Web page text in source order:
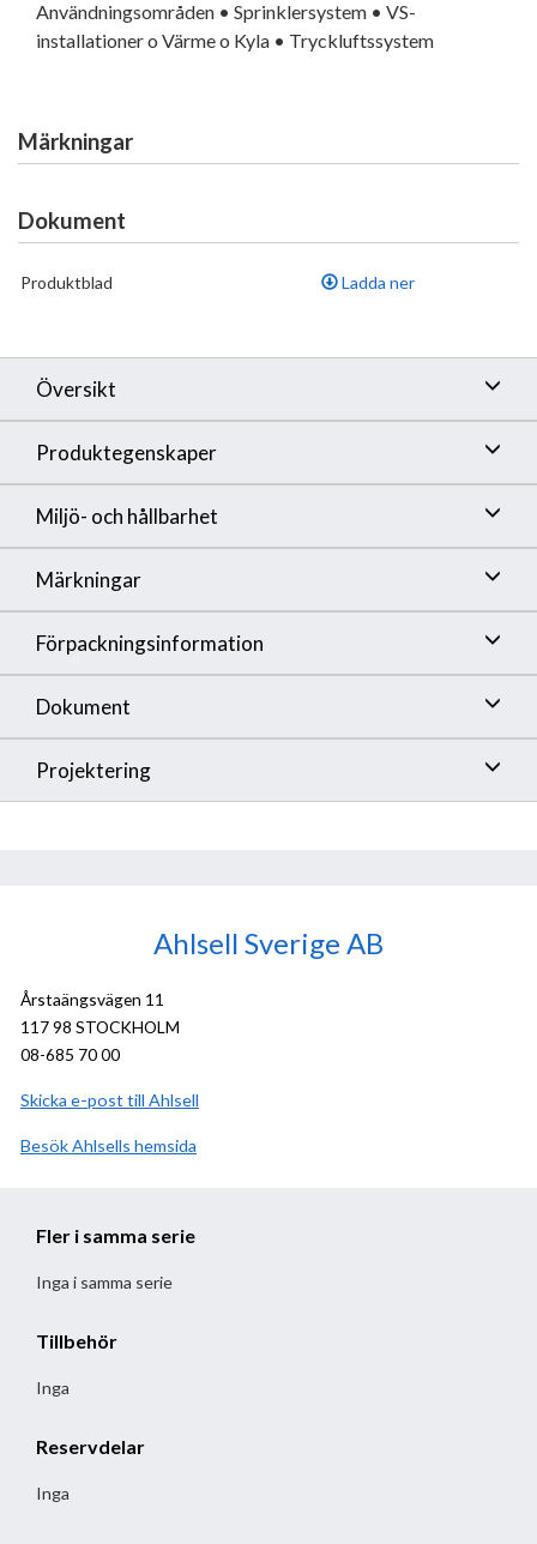
Användningsområden • Sprinklersystem • VS-
installationer o Värme o Kyla • Tryckluftssystem
Märkningar
Dokument
Produktblad Ladda ner
Översikt
Produktegenskaper
Miljö- och hållbarhet
Märkningar
Förpackningsinformation
Dokument
Projektering
Ahlsell Sverige AB
Årstaängsvägen 11
117 98 STOCKHOLM
08-685 70 00
Skicka e-post till Ahlsell
BesökAhlsell hemsida
Fler i samma serie
Inga i samma serie
Tillbehör
Inga
Reservdelar
Inga